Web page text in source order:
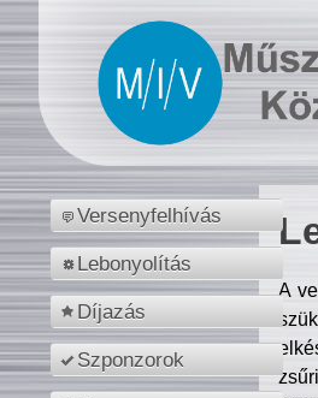
Versenyfelhívás
Lebonyolítás
Díjazás
Szponzorok
A